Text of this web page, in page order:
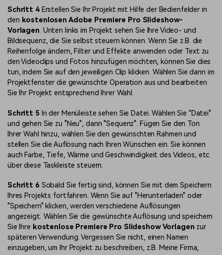
Schritt 4Erstellen Sie Ihr Projekt mit Hilfe der Bedienfelder in
den kostenlosen Adobe Premiere Pro Slideshow-
Vorlagen. Unten links im Projekt sehen Sie Ihre Video- und
Bildsequenz, die Sie selbst steuern können. Wenn Sie z.B. die
Reihenfolge ändern, Filter und Effekte anwenden oder Text zu
den Videoclips und Fotos hinzufügen möchten, können Sie dies
tun, indem Sie auf den jeweiligen Clip klicken. Wählen Sie dann im
Projektfenster die gewünschte Operation aus und bearbeiten
Sie Ihr Projekt entsprechend Ihrer Wahl.
Schritt 5 In der Menüleiste sehen Sie Datei. Wählen Sie "Datei"
und gehen Sie zu "Neu", dann "Sequenz". Fügen Sie den Ton
Ihrer Wahl hinzu, wählen Sie den gewünschten Rahmen und
stellen Sie die Auflösung nach Ihren Wünschen ein. Sie können
auch Farbe, Tiefe, Wärme und Geschwindigkeit des Videos, etc.
über diese Taskleiste steuern.
Schritt 6 Sobald Sie fertig sind, können Sie mit dem Speichern
Ihres Projekts fortfahren. Wenn Sie auf "Herunterladen" oder
"Speichern" klicken, werden verschiedene Auflösungen
angezeigt. Wählen Sie die gewünschte Auflösung und speichern
Sie Ihre kostenlose Premiere Pro Slideshow Vorlagen zur
späteren Verwendung. Vergessen Sie nicht, einen Namen
einzugeben, um Ihr Projekt zu beschreiben, z.B. Meine Firma,